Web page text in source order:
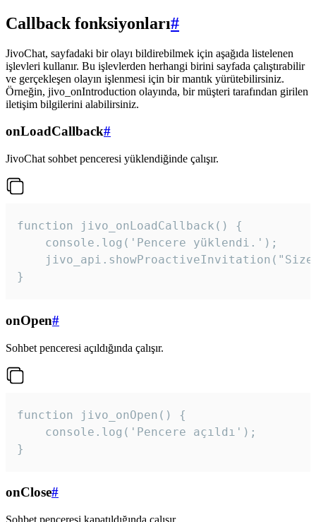
Callback fonksiyonları#
JivoChat, sayfadaki bir olayı bildirebilmek için aşağıda listelenen
işlevleri kullanır. Bu işlevlerden herhangi birini sayfada çalıştırabilir
ve gerçekleşen olayın işlenmesi için bir mantık yürütebilirsiniz.
Örneğin, jivo_onIntroduction olayında, bir müşteri tarafından girilen
iletişim bilgilerini alabilirsiniz.
onLoadCallback#
JivoChat sohbet penceresi yüklendiğinde çalışır.
function jivo_onLoadCallback() {
    console.log('Pencere yüklendi.');
}
onOpen#
Sohbet penceresi açıldığında çalışır.
function jivo_onOpen() {
    console.log('Pencere açıldı');
}
onClose#
Sohbet penceresi kapatıldığında çalışır.